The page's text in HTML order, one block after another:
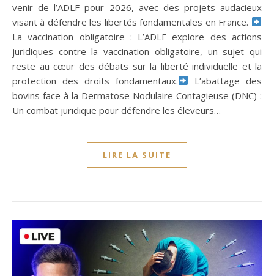
venir de l’ADLF pour 2026, avec des projets audacieux
visant à défendre les libertés fondamentales en France.
La vaccination obligatoire : L’ADLF explore des actions
juridiques contre la vaccination obligatoire, un sujet qui
reste au cœur des débats sur la liberté individuelle et la
protection des droits fondamentaux.
L’abattage des
bovins face à la Dermatose Nodulaire Contagieuse (DNC) :
Un combat juridique pour défendre les éleveurs…
LIRE LA SUITE